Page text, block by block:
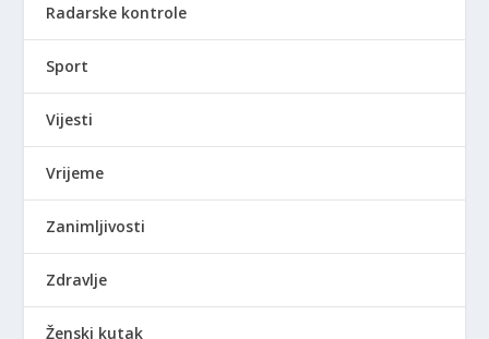
Radarske kontrole
Sport
Vijesti
Vrijeme
Zanimljivosti
Zdravlje
Ženski kutak